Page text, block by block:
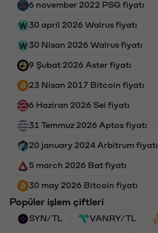
6 november 2022 PSG fiyatı
30 april 2026 Walrus fiyatı
30 Nisan 2026 Walrus fiyatı
9 Şubat 2026 Aster fiyatı
23 Nisan 2017 Bitcoin fiyatı
6 Haziran 2026 Sei fiyatı
31 Temmuz 2026 Aptos fiyatı
20 january 2024 Arbitrum fiyatı
5 march 2026 Bat fiyatı
30 may 2026 Bitcoin fiyatı
Popüler işlem çiftleri
SYN/TL VANRY/TL